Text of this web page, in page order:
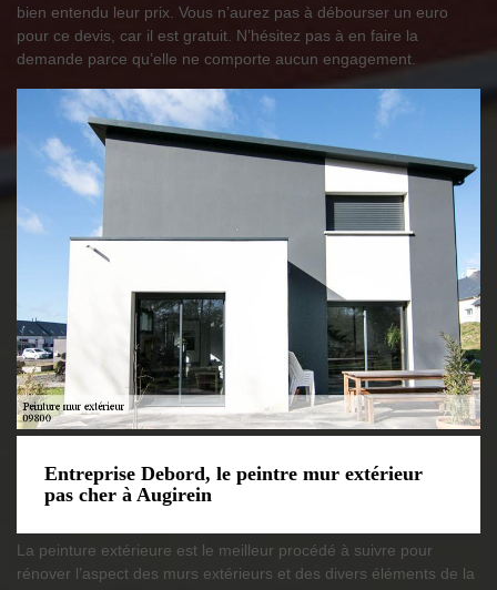
bien entendu leur prix. Vous n’aurez pas à débourser un euro
pour ce devis, car il est gratuit. N’hésitez pas à en faire la
demande parce qu’elle ne comporte aucun engagement.
Entreprise Debord, le peintre mur extérieur
pas cher à Augirein
La peinture extérieure est le meilleur procédé à suivre pour
rénover l’aspect des murs extérieurs et des divers éléments de la